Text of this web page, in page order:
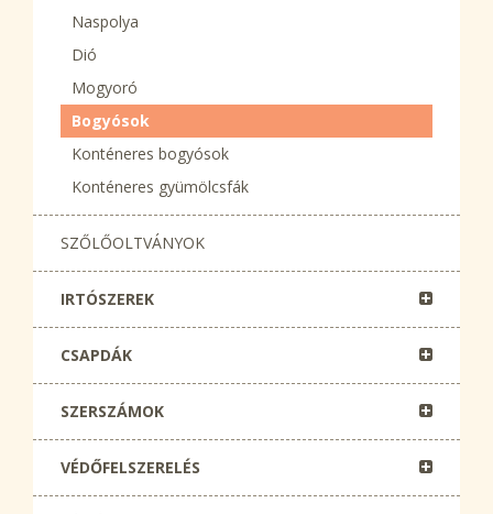
Naspolya
Dió
Mogyoró
Bogyósok
Konténeres bogyósok
Konténeres gyümölcsfák
SZŐLŐOLTVÁNYOK
IRTÓSZEREK
CSAPDÁK
SZERSZÁMOK
VÉDŐFELSZERELÉS